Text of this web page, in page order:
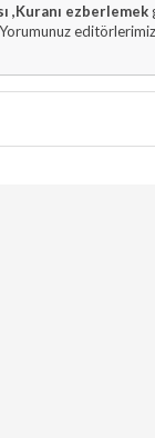
,Kuranı ezberlemek